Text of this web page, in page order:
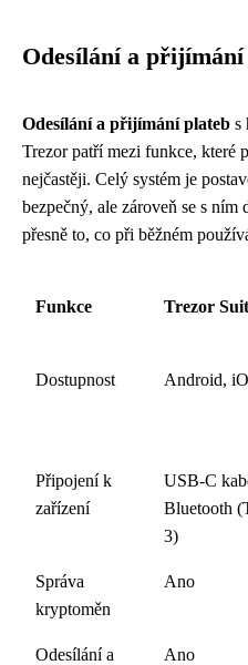
Odesílání a přijímání
Odesílání a přijímání plateb s
Trezor patří mezi funkce, které
nejčastěji. Celý systém je
bezpečný, ale zároveň se s
přesně to, co při běžném
Funkce Trezor
Dostupnost Android,
Připojení k
zařízení
USB-C
Bluetooth
3)
Správa
kryptoměn
Ano
Odesílání a
Ano